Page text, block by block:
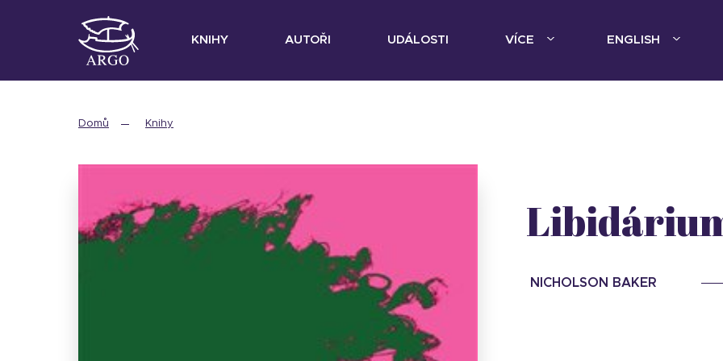
KNIHY AUTOŘI UDÁLOSTI VÍCE ENGLISH
Domů Knihy
NICHOLSON BAKER